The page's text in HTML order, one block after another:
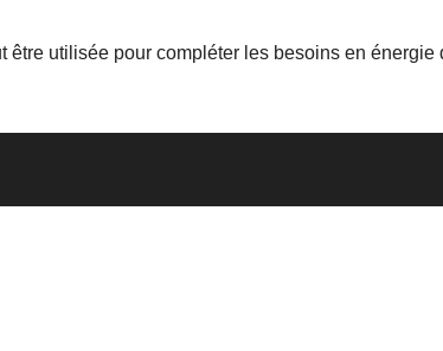
utilisée pour compléter les besoins en énergie